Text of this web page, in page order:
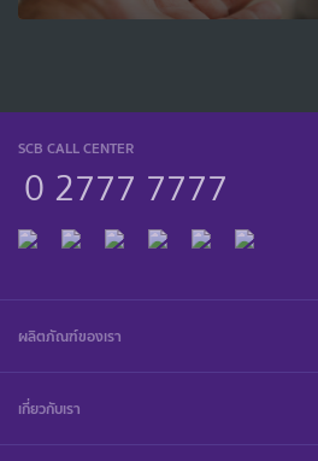
SCB CALL CENTER
0 2777 7777
ผลิตภัณฑ์ของเรา
เกี่ยวกับเรา